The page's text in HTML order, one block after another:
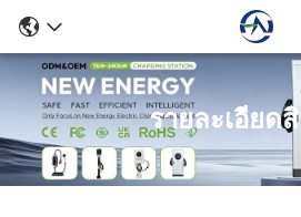
รายละเอียด